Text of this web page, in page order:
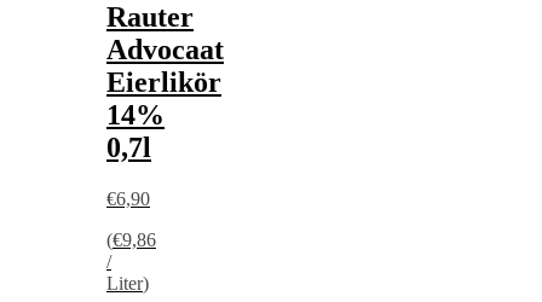
Rauter
Advocaat
Eierlikör
14%
0,7l
€6,90
(€9,86
/
Liter)